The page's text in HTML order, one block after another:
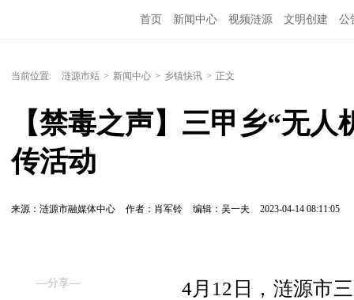
首页 新闻中心 视频涟源 文明创建 公
当前位置: 涟源市站 > 新闻中心 > 乡镇快讯 > 正文
【禁毒之声】三甲乡“无
传活动
来源：涟源市融媒体中心 作者：肖军铃 编辑：吴一夫 2023-04-14 08:11:05
—分享—
4月12日，涟源市